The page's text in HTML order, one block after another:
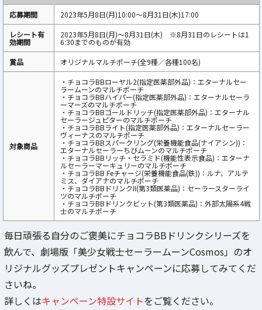
応募期間
2023年5月8日(月)10:00～8月31日(木)17:00
レシート有
効期間
2023年5月8日(月)～8月31日(木) ※8月31日のレシートは1
6:30までのものが有効
賞品
オリジナルマルチポーチ(全9種／各種100名)
対象商品
・チョコラBBローヤル2(指定医薬部外品)：エターナルセー
ラームーンのマルチポーチ
・チョコラBBハイパー(指定医薬部外品)：エターナルセーラ
ーマーズのマルチポーチ
・チョコラBBゴールドリッチ(指定医薬部外品)：エターナル
セーラージュピターのマルチポーチ
・チョコラBBライト(指定医薬部外品)：エターナルセーラー
ヴィーナスのマルチポーチ
・チョコラBBスパークリング(栄養機能食品(ナイアシン))：
エターナルセーラーちびムーンのマルチポーチ
・チョコラBBリッチ・セラミド(機能性表示食品)：エターナ
ルセーラーマーキュリーのマルチポーチ
・チョコラBB Feチャージ(栄養機能食品(鉄))：ルナ、アルテ
ミス、ダイアナのマルチポーチ
・チョコラBBドリンクII(第3類医薬品)：セーラースターライ
ツのマルチポーチ
・チョコラBBドリンクビット(第3類医薬品)：外部太陽系4戦
士のマルチポーチ
毎日頑張る自分のご褒美にチョコラBBドリンクシリーズを
飲んで、劇場版「美少女戦士セーラームーンCosmos」のオ
リジナルグッズプレゼントキャンペーンに応募してみてくだ
さいね。
詳しくはキャンペーン特設サイトをご覧ください。